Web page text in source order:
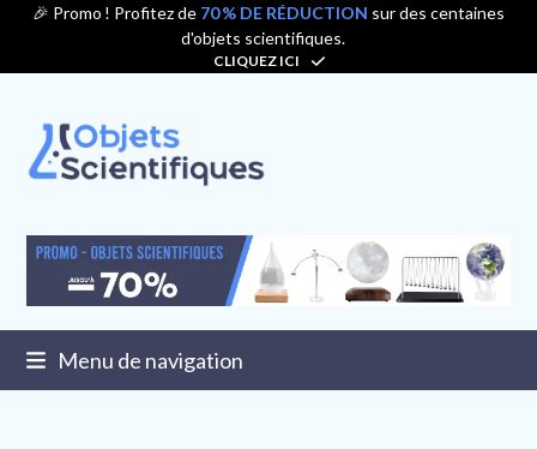
Contenu
connexion
🎉 Promo ! Profitez de 70 % DE RÉDUCTION sur des centaines
d'objets scientifiques.
CLIQUEZ ICI
Menu de navigation